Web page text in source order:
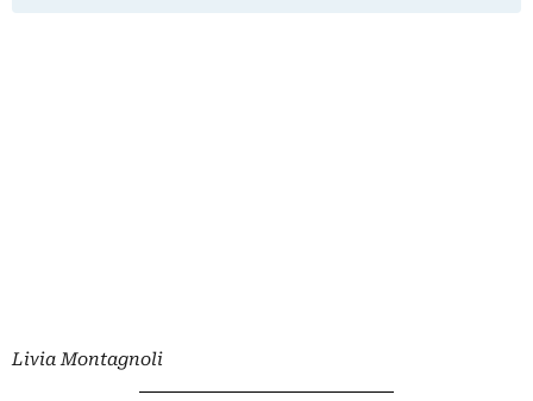
Livia Montagnoli